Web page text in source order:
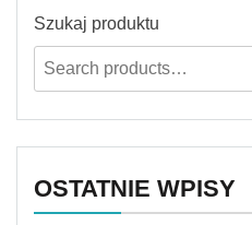
Szukaj produktu
OSTATNIE WPISY